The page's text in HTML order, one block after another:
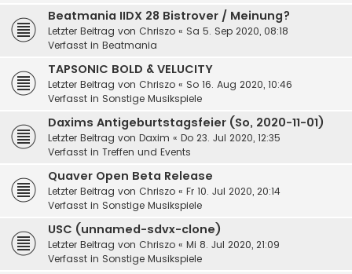
Beatmania IIDX 28 Bistrover / Meinung?
Letzter Beitrag von Chriszo « Sa 5. Sep 2020, 08:18
Verfasst in Beatmania
TAPSONIC BOLD & VELUCITY
Letzter Beitrag von Chriszo « So 16. Aug 2020, 10:46
Verfasst in Sonstige Musikspiele
Daxims Antigeburtstagsfeier (So, 2020-11-01)
Letzter Beitrag von Daxim « Do 23. Jul 2020, 12:35
Verfasst in Treffen und Events
Quaver Open Beta Release
Letzter Beitrag von Chriszo « Fr 10. Jul 2020, 20:14
Verfasst in Sonstige Musikspiele
USC (unnamed-sdvx-clone)
Letzter Beitrag von Chriszo « Mi 8. Jul 2020, 21:09
Verfasst in Sonstige Musikspiele